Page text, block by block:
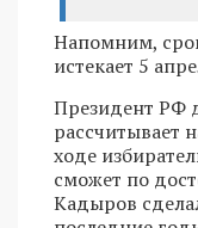
Напомним,
истекает 5
Президент РФ
рассчитывает
ходе
сможет по
Кадыров